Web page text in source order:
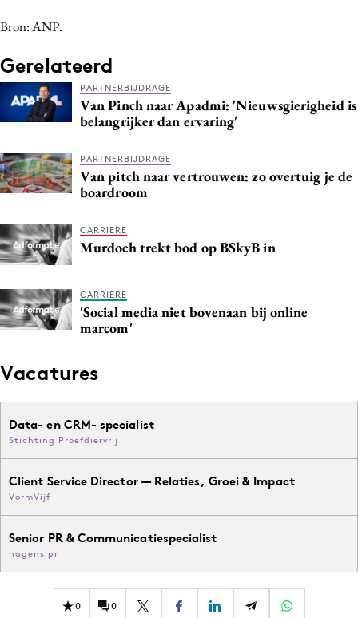
Bron: ANP.
Gerelateerd
PARTNERBIJDRAGE
Van Pinch naar Apadmi: 'Nieuwsgierigheid is
belangrijker dan ervaring'
PARTNERBIJDRAGE
Van pitch naar vertrouwen: zo overtuig je de
boardroom
CARRIERE
Murdoch trekt bod op BSkyB in
CARRIERE
'Social media niet bovenaan bij online
marcom'
Vacatures
Data- en CRM- specialist
Stichting Proefdiervrij
Client Service Director — Relaties, Groei & Impact
VormVijf
Senior PR & Communicatiespecialist
hagens pr
0 0